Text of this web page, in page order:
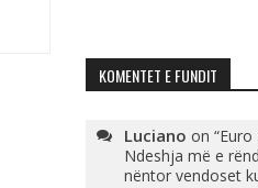
KOMENTET E FUNDIT
Luciano on “Euro
Ndeshja më e
nëntor vendoset